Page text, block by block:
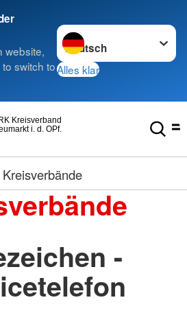
website,
switch to
Sprache wechseln zu
Alles klar
i. d. OPf.
Kreisverband
Kreisverbände
-